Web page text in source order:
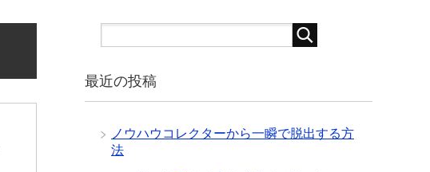
最近の投稿
ノウハウコレクターから一瞬で脱出する方
法